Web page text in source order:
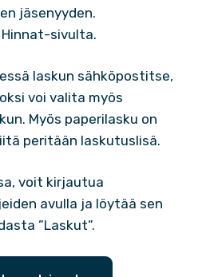
jäsenyyden.
Hinnat-sivulta.
laskun sähköpostitse,
voi valita myös
Myös paperilasku on
peritään laskutuslisä.
voit kirjautua
avulla ja löytää sen
”Laskut”.